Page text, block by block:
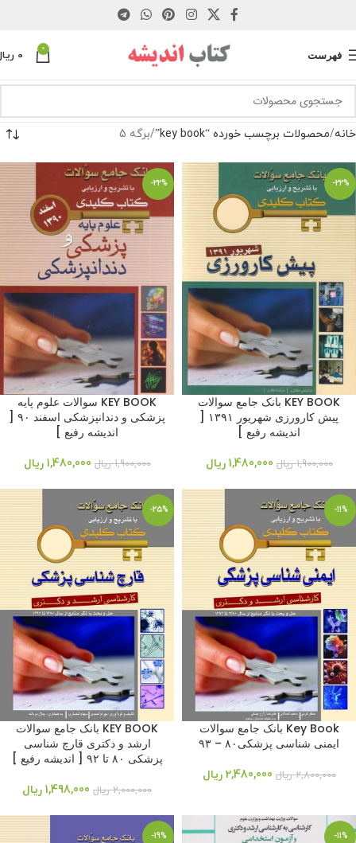
فهرست 0
0
خانه محصولات برچسب خورده “key book” برگه 5
-22%
KEY BOOK بانک جامع سوالات
اندیشه رفیع ]
1,900,000 ریال 1,480,000 ریال
-22%
KEY BOOK سوالات علوم پایه
اندیشه رفیع ]
1,900,000 ریال 1,480,000 ریال
-11%
Key Book بانک جامع سوالات
ایمنی شناسی پزشکی۸۰ – ۹۳
2,800,000 ریال 2,480,000 ریال
-25%
KEY BOOK بانک جامع سوالات
ارشد و دکتری قارچ شناسی
پزشکی ۸۰ تا ۹۲ [ اندیشه رفیع ]
2,000,000 ریال 1,498,000 ریال
-11%
-19%